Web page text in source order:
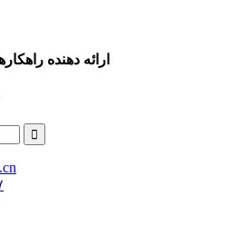
ارائه دهنده